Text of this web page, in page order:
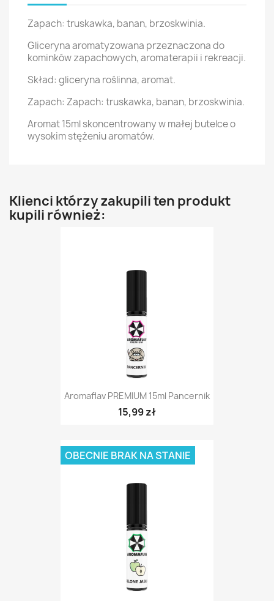
Zapach: truskawka, banan, brzoskwinia.
Gliceryna aromatyzowana przeznaczona do
kominków zapachowych, aromaterapii i rekreacji.
Skład: gliceryna roślinna, aromat.
Zapach: Zapach: truskawka, banan, brzoskwinia.
Aromat 15ml skoncentrowany w małej butelce o
wysokim stężeniu aromatów.
Klienci którzy zakupili ten produkt
kupili również:
Aromaflav PREMIUM 15ml Pancernik
15,99 zł
OBECNIE BRAK NA STANIE